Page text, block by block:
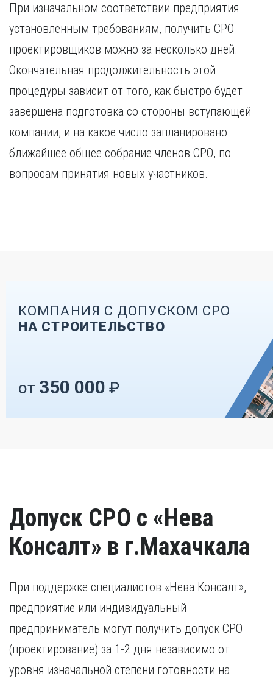
При изначальном соответствии предприятия
установленным требованиям, получить СРО
проектировщиков можно за несколько дней.
Окончательная продолжительность этой
процедуры зависит от того, как быстро будет
завершена подготовка со стороны вступающей
компании, и на какое число запланировано
ближайшее общее собрание членов СРО, по
вопросам принятия новых участников.
КОМПАНИЯ С ДОПУСКОМ СРО
НА СТРОИТЕЛЬСТВО
от 350 000 ₽
Допуск СРО с «Нева
Консалт» в г.Махачкала
При поддержке специалистов «Нева Консалт»,
предприятие или индивидуальный
предприниматель могут получить допуск СРО
(проектирование) за 1-2 дня независимо от
уровня изначальной степени готовности на